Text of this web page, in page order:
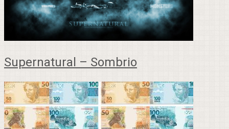
Supernatural – Sombrio